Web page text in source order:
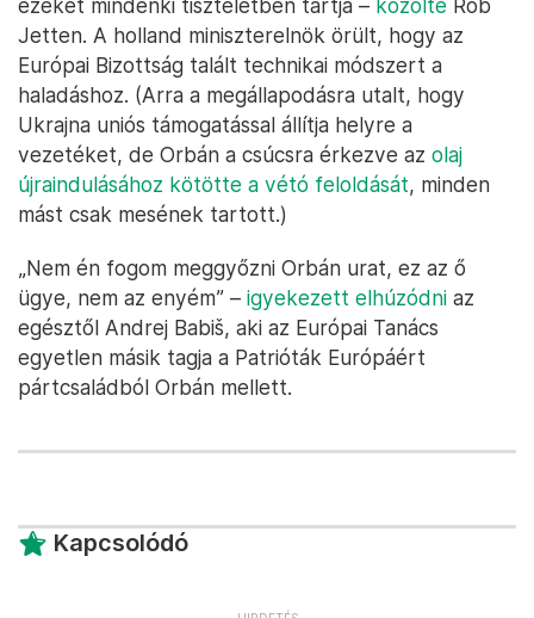
ezeket mindenki tiszteletben tartja – közölte Rob
Jetten. A holland miniszterelnök örült, hogy az
Európai Bizottság talált technikai módszert a
haladáshoz. (Arra a megállapodásra utalt, hogy
Ukrajna uniós támogatással állítja helyre a
vezetéket, de Orbán a csúcsra érkezve az olaj
újraindulásához kötötte a vétó feloldását, minden
mást csak mesének tartott.)
„Nem én fogom meggyőzni Orbán urat, ez az ő
ügye, nem az enyém” – igyekezett elhúzódni az
egésztől Andrej Babiš, aki az Európai Tanács
egyetlen másik tagja a Patrióták Európáért
pártcsaládból Orbán mellett.
Kapcsolódó